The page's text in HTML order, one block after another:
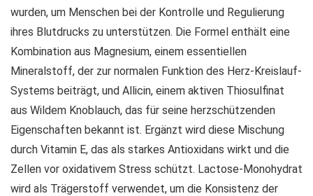
wurden, um Menschen bei der Kontrolle und Regulierung
ihres Blutdrucks zu unterstützen. Die Formel enthält eine
Kombination aus Magnesium, einem essentiellen
Mineralstoff, der zur normalen Funktion des Herz-Kreislauf-
Systems beiträgt, und Allicin, einem aktiven Thiosulfinat
aus Wildem Knoblauch, das für seine herzschützenden
Eigenschaften bekannt ist. Ergänzt wird diese Mischung
durch Vitamin E, das als starkes Antioxidans wirkt und die
Zellen vor oxidativem Stress schützt. Lactose-Monohydrat
wird als Trägerstoff verwendet, um die Konsistenz der